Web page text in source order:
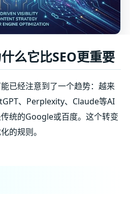
么它比SEO更重要
已经注意到了一个趋势：越来
、Perplexity、Claude等AI
统的Google或百度。这个转变
的规则。